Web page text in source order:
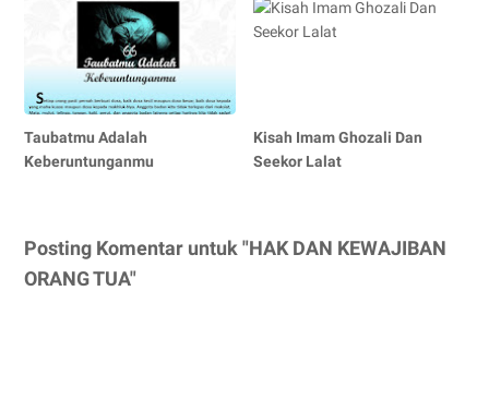
Taubatmu Adalah
Keberuntunganmu
Kisah Imam Ghozali Dan
Seekor Lalat
Posting Komentar untuk "HAK DAN KEWAJIBAN
ORANG TUA"